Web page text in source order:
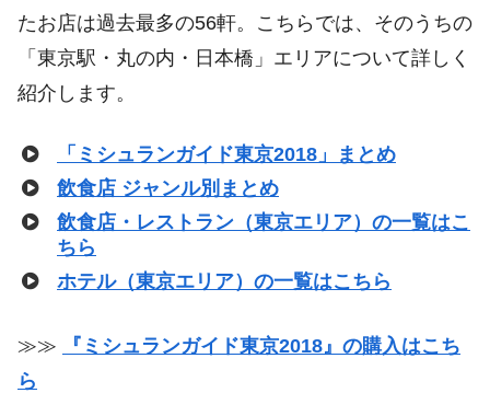
たお店は過去最多の56軒。こちらでは、そのうちの
「東京駅・丸の内・日本橋」エリアについて詳しく
紹介します。
「ミシュランガイド東京2018」まとめ
飲食店 ジャンル別まとめ
飲食店・レストラン（東京エリア）の一覧はこ
ちら
ホテル（東京エリア）の一覧はこちら
≫≫
『ミシュランガイド東京2018』の購入はこち
ら